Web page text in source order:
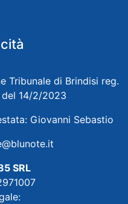
Tribunale di Brindisi reg.
14/2/2023
Giovanni Sebastio
SRL